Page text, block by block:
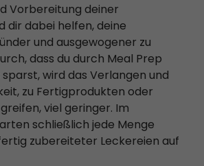
Vorbereitung deiner
dir dabei helfen, deine
und ausgewogener zu
dass du durch Meal Prep
sparst, wird das Verlangen und
zu Fertigprodukten oder
viel geringer. Im
schließlich jede Menge
zubereiteter Leckereien auf